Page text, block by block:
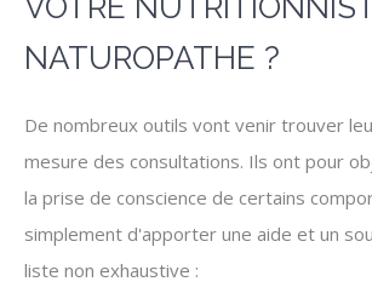
VOTRE
NATUROPATHE ?
De nombreux outils vont venir trouver
mesure des consultations. Ils ont pour
la prise de conscience de certains
simplement d'apporter une aide et un
liste non exhaustive :